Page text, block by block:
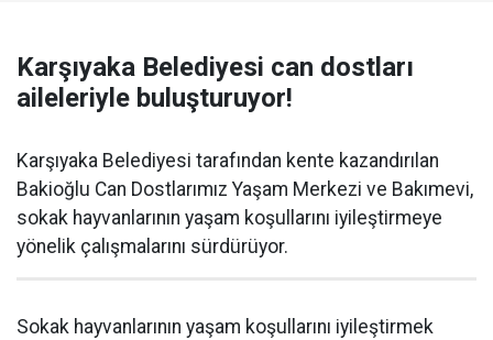
Karşıyaka Belediyesi can dostları
aileleriyle buluşturuyor!
Karşıyaka Belediyesi tarafından kente kazandırılan
Bakioğlu Can Dostlarımız Yaşam Merkezi ve Bakımevi,
sokak hayvanlarının yaşam koşullarını iyileştirmeye
yönelik çalışmalarını sürdürüyor.
Sokak hayvanlarının yaşam koşullarını iyileştirmek